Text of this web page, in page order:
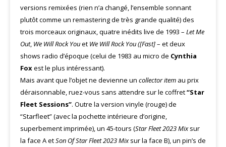
versions remixées (rien n’a changé, l’ensemble sonnant
plutôt comme un remastering de très grande qualité) des
trois morceaux originaux, quatre inédits live de 1993 – Let Me
Out, We Will Rock Youet We Will Rock You ([Fast]– et deux
shows radio d’époque (celui de 1983 au micro de Cynthia
Foxest le plus intéressant).
Mais avant que l’objet ne devienne un collector item au prix
déraisonnable, ruez-vous sans attendre sur le coffret“Star
Fleet Sessions”. Outre la version vinyle (rouge) de
“Starfleet” (avec la pochette intérieure d’origine,
superbement imprimée), un 45-tours (Star Fleet 2023 Mixsur
la face A etSon Of Star Fleet 2023 Mixsur la face B), un pin’s de